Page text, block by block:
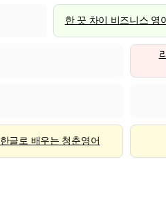
한 끗 차이 비즈니스 영
한글로 배우는 청춘영어